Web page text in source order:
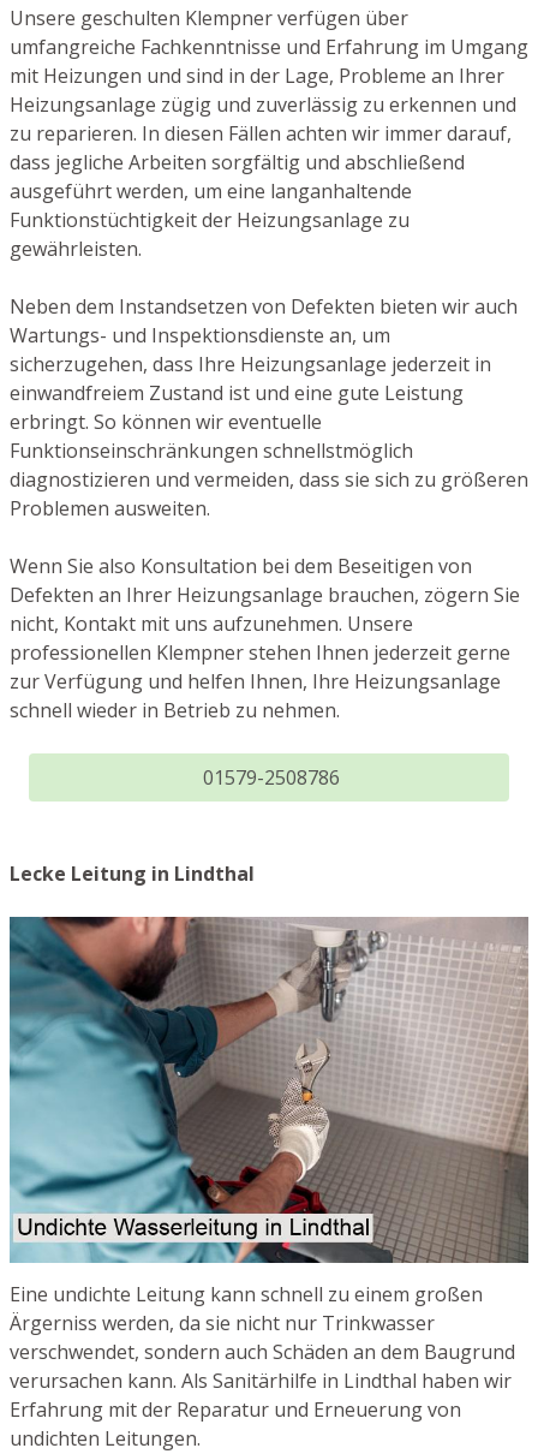
Unsere geschulten Klempner verfügen über
umfangreiche Fachkenntnisse und Erfahrung im Umgang
mit Heizungen und sind in der Lage, Probleme an Ihrer
Heizungsanlage zügig und zuverlässig zu erkennen und
zu reparieren. In diesen Fällen achten wir immer darauf,
dass jegliche Arbeiten sorgfältig und abschließend
ausgeführt werden, um eine langanhaltende
Funktionstüchtigkeit der Heizungsanlage zu
gewährleisten.
Neben dem Instandsetzen von Defekten bieten wir auch
Wartungs- und Inspektionsdienste an, um
sicherzugehen, dass Ihre Heizungsanlage jederzeit in
einwandfreiem Zustand ist und eine gute Leistung
erbringt. So können wir eventuelle
Funktionseinschränkungen schnellstmöglich
diagnostizieren und vermeiden, dass sie sich zu größeren
Problemen ausweiten.
Wenn Sie also Konsultation bei dem Beseitigen von
Defekten an Ihrer Heizungsanlage brauchen, zögern Sie
nicht, Kontakt mit uns aufzunehmen. Unsere
professionellen Klempner stehen Ihnen jederzeit gerne
zur Verfügung und helfen Ihnen, Ihre Heizungsanlage
schnell wieder in Betrieb zu nehmen.
01579-2508786
Lecke Leitung in Lindthal
Eine undichte Leitung kann schnell zu einem großen
Ärgerniss werden, da sie nicht nur Trinkwasser
verschwendet, sondern auch Schäden an dem Baugrund
verursachen kann. Als Sanitärhilfe in Lindthal haben wir
Erfahrung mit der Reparatur und Erneuerung von
undichten Leitungen.